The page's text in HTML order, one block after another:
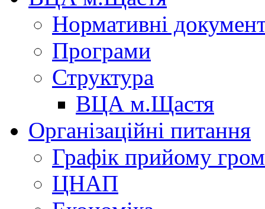
Нормативні
Програми
Структура
ВЦА м.Щастя
Організаційні питання
Графік прийому
ЦНАП